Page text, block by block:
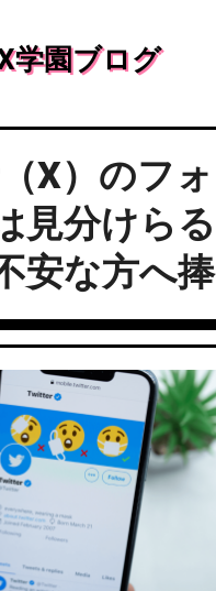
学園ブログ
X）のフ
見分けら
安な方へ捧